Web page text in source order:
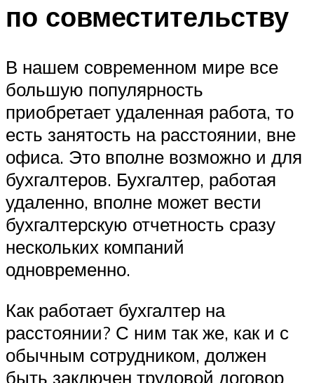
по совместительству
В нашем современном мире все
большую популярность
приобретает удаленная работа, то
есть занятость на расстоянии, вне
офиса. Это вполне возможно и для
бухгалтеров. Бухгалтер, работая
удаленно, вполне может вести
бухгалтерскую отчетность сразу
нескольких компаний
одновременно.
Как работает бухгалтер на
расстоянии? С ним так же, как и с
обычным сотрудником, должен
быть заключен трудовой договор